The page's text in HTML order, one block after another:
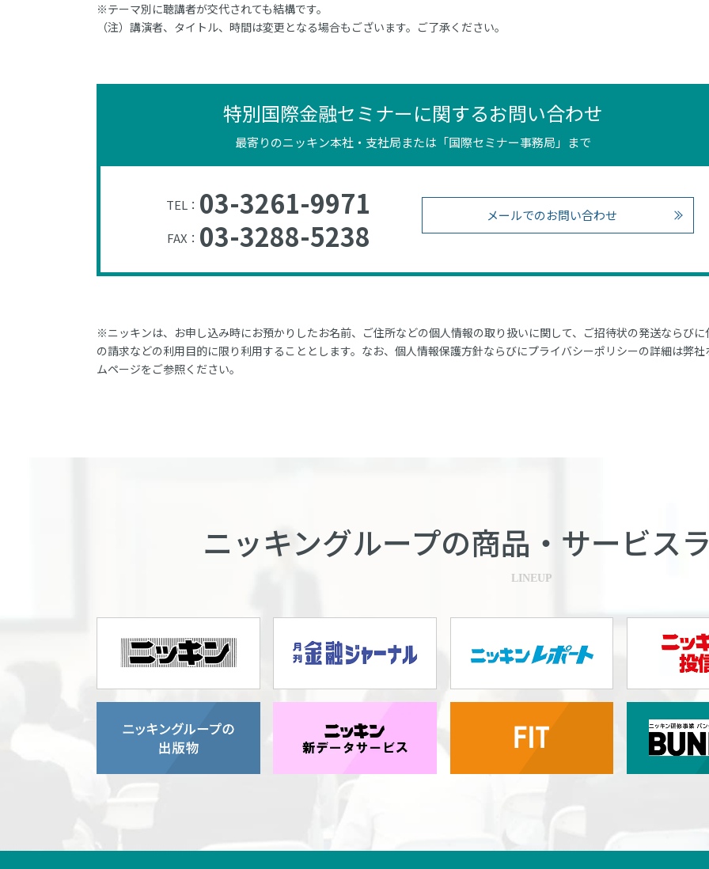
※テーマ別に聴講者が交代されても結構です。
（注）講演者、タイトル、時間は変更となる場合もございます。ご了承ください。
特別国際金融セミナーに関するお問い合わせ
最寄りのニッキン本社・支社局または「国際セミナー事務局」まで
TEL： 03-3261-9971
FAX： 03-3288-5238
メールでのお問い合わせ
※ニッキンは、お申し込み時にお預かりしたお名前、ご住所などの個人情報の取り扱いに関して、ご招待状の発送ならびに
の請求などの利用目的に限り利用することとします。なお、個人情報保護方針ならびにプライバシーポリシーの詳細は弊社
ムページをご参照ください。
ニッキングループの商品・ サービス
LINEUP